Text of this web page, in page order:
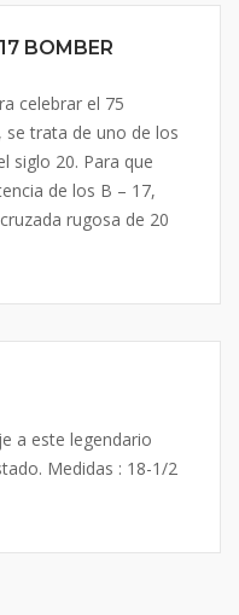
BOMBER
celebrar el 75
se trata de uno de los
siglo 20. Para que
de los B – 17,
rugosa de 20
a este legendario
Medidas : 18-1/2